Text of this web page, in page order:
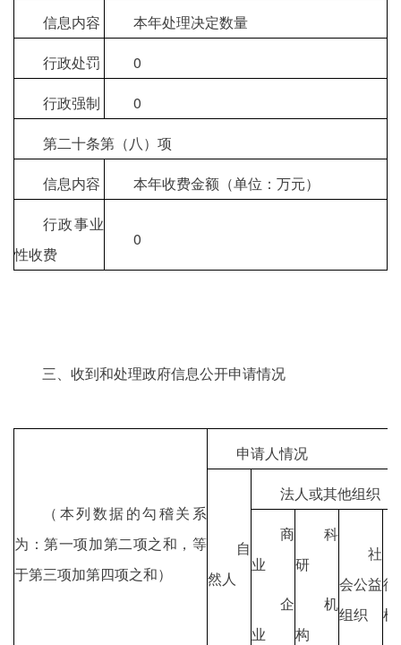
信息内容
本年处理决定数量
行政处罚
0
行政强制
0
第二十条第（八）项
信息内容
本年收费金额（单位：万元）
行政事业
性收费
0
三、收到和处理政府信息公开申请情况
（本列数据的勾稽关系
为：第一项加第二项之和，等
于第三项加第四项之和）
申请人情况
自
然人
法人或其他组织
商
业
企
业
科
研
机
构
社
会公益
组织
律
机